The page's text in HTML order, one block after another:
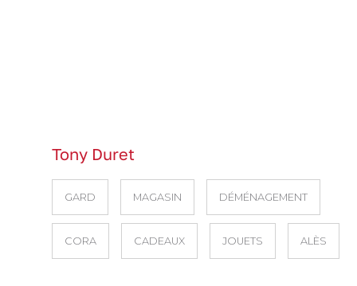
Tony Duret
GARD MAGASIN DÉMÉNAGEMENT
CORA CADEAUX JOUETS ALÈS